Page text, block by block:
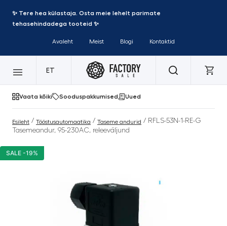
✨ Tere hea külastaja. Osta meie lehelt parimate
tehasehindadega tooteid ✨
Avaleht Meist Blogi Kontaktid
ET
Vaata kõiki Sooduspakkumised Uued
Esileht / Tööstusautomaatika / Taseme andurid / RFLS-53N-1-RE-G
Tasemeandur, 95-230AC, releeväljund
SALE -19%